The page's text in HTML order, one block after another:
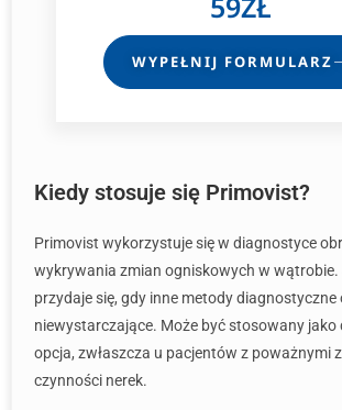
WYPEŁNIJ FORMULARZ
Kiedy stosuje się Primovist?
Primovist wykorzystuje się w diagnostyce
wykrywania zmian ogniskowych w wątrobie.
przydaje się, gdy inne metody diagnostyczne
niewystarczające. Może być stosowany
opcja, zwłaszcza u pacjentów z poważnymi
czynności nerek.